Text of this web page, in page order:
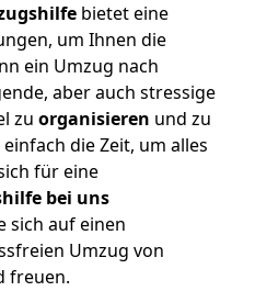
bietet eine
um Ihnen die
ein Umzug nach
aber auch stressige
zu organisieren und zu
die Zeit, um alles
für eine
bei uns
sich auf einen
Umzug von
freuen.